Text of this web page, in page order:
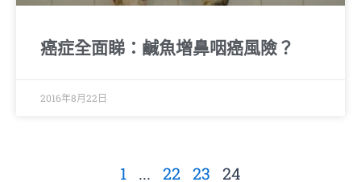
癌症全面睇：鹹魚增鼻咽癌風險？
2016年8月22日
1 ... 22 23 24